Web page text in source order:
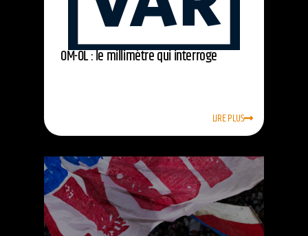
OM-OL : le millimètre qui interroge
LIRE PLUS